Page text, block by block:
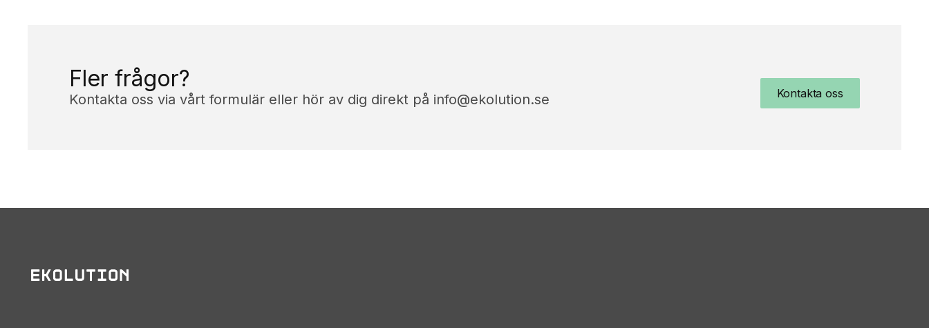
Fler frågor?
Kontakta oss via vårt formulär eller hör av dig direkt på info@ekolution.se Kontakta oss